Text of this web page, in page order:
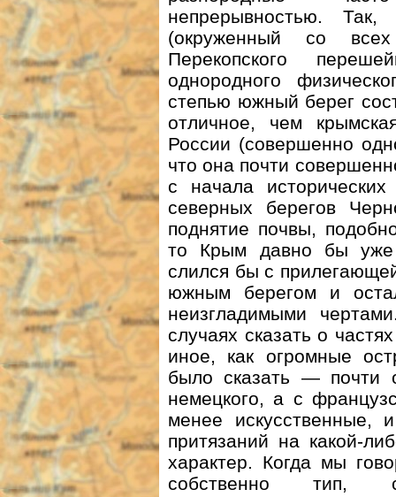
непрерывностью. Так,
(окруженный со
Перекопского
однородного
степью южный берег
отличное, чем
России (совершенно
что она почти
с начала
северных берегов
поднятие почвы,
то Крым давно бы уже
слился бы с
южным берегом и
неизгладимыми
случаях сказать о
иное, как огромные
было сказать — почти
немецкого, а с
менее искусственные,
притязаний на какой-
характер. Когда мы
собственно тип,